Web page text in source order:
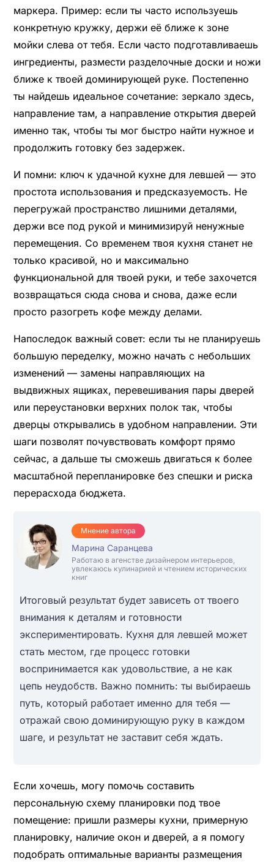
маркера. Пример: если ты часто используешь
конкретную кружку, держи её ближе к зоне
мойки слева от тебя. Если часто подготавливаешь
ингредиенты, размести разделочные доски и ножи
ближе к твоей доминирующей руке. Постепенно
ты найдешь идеальное сочетание: зеркало здесь,
направление там, а направление открытия дверей
именно так, чтобы ты мог быстро найти нужное и
продолжить готовку без задержек.
И помни: ключ к удачной кухне для левшей — это
простота использования и предсказуемость. Не
перегружай пространство лишними деталями,
держи все под рукой и минимизируй ненужные
перемещения. Со временем твоя кухня станет не
только красивой, но и максимально
функциональной для твоей руки, и тебе захочется
возвращаться сюда снова и снова, даже если
просто разогреть кофе между делами.
Напоследок важный совет: если ты не планируешь
большую переделку, можно начать с небольших
изменений — замены направляющих на
выдвижных ящиках, перевешивания пары дверей
или переустановки верхних полок так, чтобы
дверцы открывались в удобном направлении. Эти
шаги позволят почувствовать комфорт прямо
сейчас, а дальше ты сможешь двигаться к более
масштабной перепланировке без спешки и риска
перерасхода бюджета.
Мнение автора
Марина Саранцева
Работаю в агенстве дизайнером интерьеров,
увлекаюсь кулинарией и чтением исторических
книг
Итоговый результат будет зависеть от твоего
внимания к деталям и готовности
экспериментировать. Кухня для левшей может
стать местом, где процесс готовки
воспринимается как удовольствие, а не как
цепь неудобств. Важно помнить: ты выбираешь
путь, который работает именно для тебя —
отражай свою доминирующую руку в каждом
шаге, и результат не заставит себя ждать.
Если хочешь, могу помочь составить
персональную схему планировки под твое
помещение: пришли размеры кухни, примерную
планировку, наличие окон и дверей, а я помогу
подобрать оптимальные варианты размещения